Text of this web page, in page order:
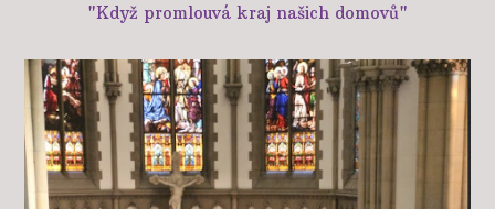
"Když promlouvá kraj našich domovů"